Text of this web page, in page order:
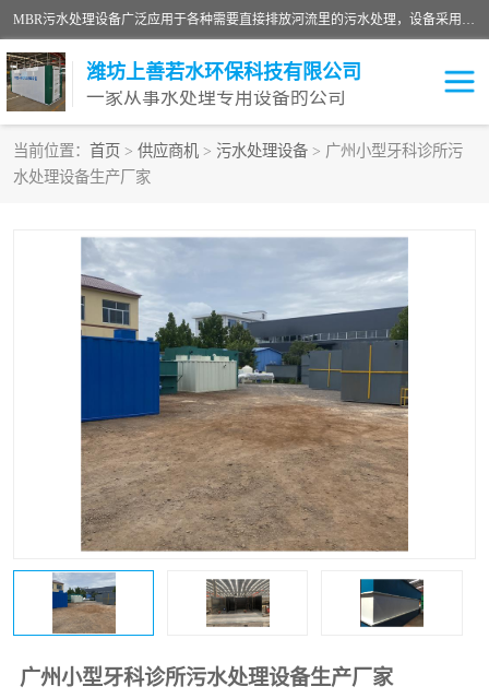
MBR污水处理设备广泛应用于各种需要直接排放河流里的污水处理，设备采用膜生物反应器（Membrane Bioreactor,简称MBR〕技术，取代了传统工艺中的二沉池，它可以*地进行固液分离，得到直接使用的稳定中水，又可在生物池内维持高浓度的微生物量，工艺剩余污泥少，极有效地去除氨氮，出水悬浮物和浊度接近于零，出水中细菌和病毒被大幅度去除，能耗低，占地面积小。
潍坊上善若水环保科技有限公司
一家从事水处理专用设备的公司
当前位置： 首页 > 供应商机 > 污水处理设备 > 广州小型牙科诊所污
水处理设备生产厂家
广州小型牙科诊所污水处理设备生产厂家
污水处理设备
生活污水处理设备 油墨污水处理设备
洗涤污水处理设备 实验室污水处理设备
诊所门诊污水处理设备 臭氧消毒设备
养殖污水处理设备 屠宰污水处理设备
一体化污水处理设备 食品制造业污水处理设备
医院辐射污水衰变池